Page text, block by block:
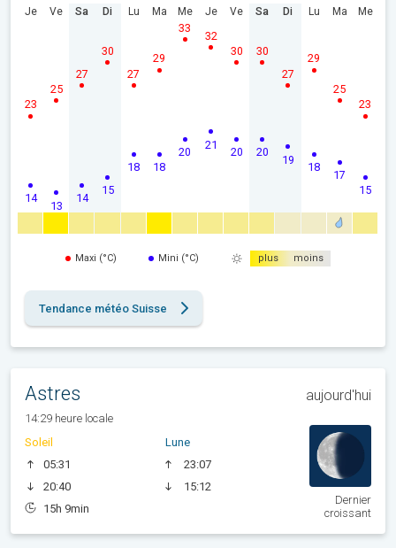
Je
14
23
Ve
13
25
Sa
14
27
Di
15
30
Lu
18
27
Ma
18
29
Me
20
33
Je
21
32
Ve
20
30
Sa
20
30
Di
19
27
Lu
18
29
Ma
17
25
Me
15
23
Maxi (°C) Mini (°C) plus moins
Tendance météo Suisse
Astres aujourd'hui
14:29 heure locale
Soleil
05:31
20:40
15h 9min
Lune
23:07
15:12
Dernier
croissant